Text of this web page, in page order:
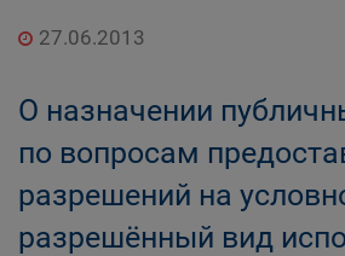
27.06.2013
О назначении
по вопросам
разрешений на
разрешённый вид